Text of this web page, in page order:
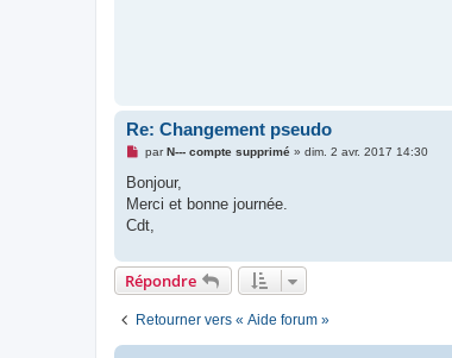
Re: Changement pseudo
M
s
a
g
o
n
l
parN--- compte supprimé» dim. 2 avr. 2017 14:30
Bonjour,
Merci et bonne journée.
Cdt,
Répondre
Retourner vers « Aide forum »